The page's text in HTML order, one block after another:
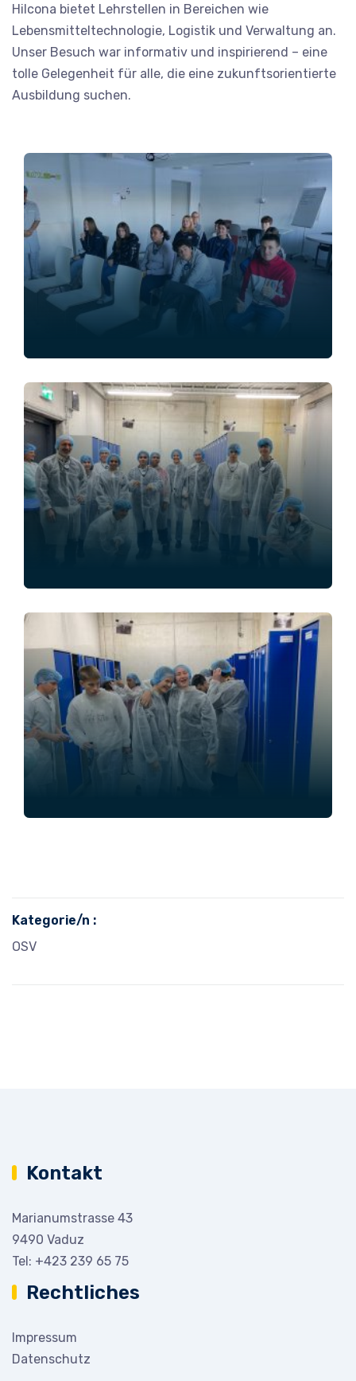
Hilcona bietet Lehrstellen in Bereichen wie
Lebensmitteltechnologie, Logistik und Verwaltung an.
Unser Besuch war informativ und inspirierend – eine
tolle Gelegenheit für alle, die eine zukunftsorientierte
Ausbildung suchen.
Kategorie/n :
OSV
Kontakt
Marianumstrasse 43
9490 Vaduz
Tel: +423 239 65 75
Rechtliches
Impressum
Datenschutz